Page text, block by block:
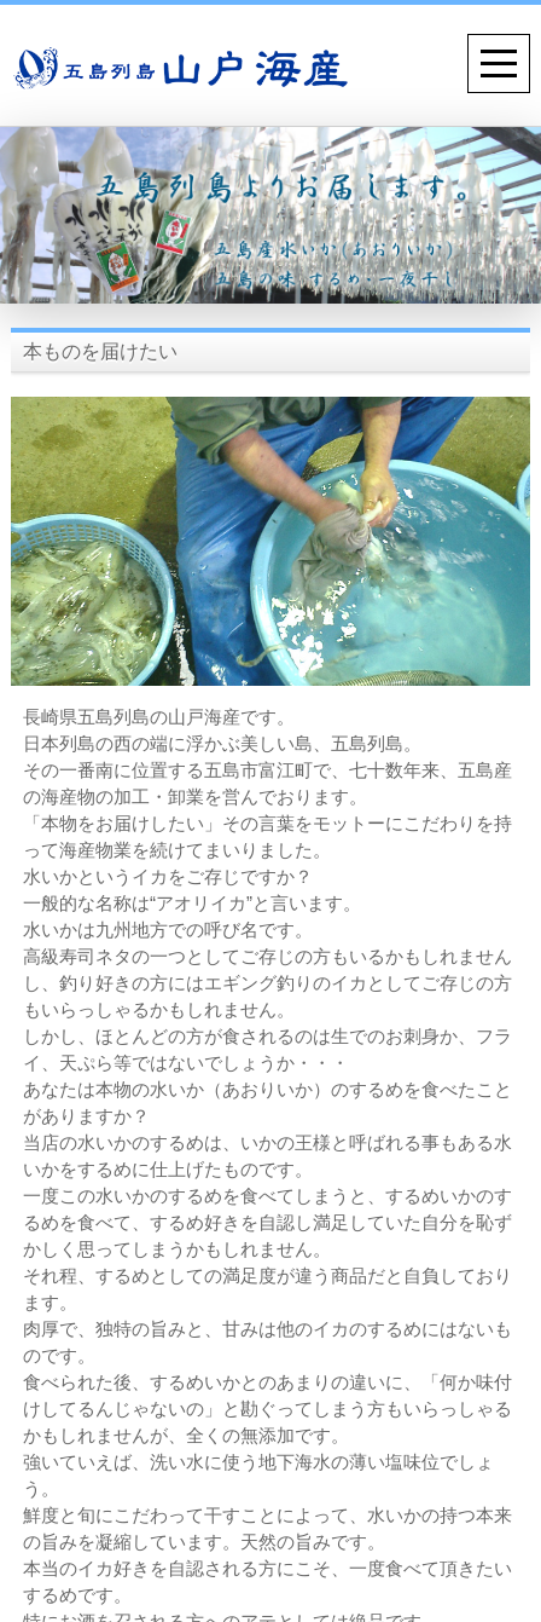
本ものを届けたい
長崎県五島列島の山戸海産です。
日本列島の西の端に浮かぶ美しい島、五島列島。
その一番南に位置する五島市富江町で、七十数年来、五島産
の海産物の加工・卸業を営んでおります。
「本物をお届けしたい」その言葉をモットーにこだわりを持
って海産物業を続けてまいりました。
水いかというイカをご存じですか？
一般的な名称は“アオリイカ”と言います。
水いかは九州地方での呼び名です。
高級寿司ネタの一つとしてご存じの方もいるかもしれません
し、釣り好きの方にはエギング釣りのイカとしてご存じの方
もいらっしゃるかもしれません。
しかし、ほとんどの方が食されるのは生でのお刺身か、フラ
イ、天ぷら等ではないでしょうか・・・
あなたは本物の水いか（あおりいか）のするめを食べたこと
がありますか？
当店の水いかのするめは、いかの王様と呼ばれる事もある水
いかをするめに仕上げたものです。
一度この水いかのするめを食べてしまうと、するめいかのす
るめを食べて、するめ好きを自認し満足していた自分を恥ず
かしく思ってしまうかもしれません。
それ程、するめとしての満足度が違う商品だと自負しており
ます。
肉厚で、独特の旨みと、甘みは他のイカのするめにはないも
のです。
食べられた後、するめいかとのあまりの違いに、「何か味付
けしてるんじゃないの」と勘ぐってしまう方もいらっしゃる
かもしれませんが、全くの無添加です。
強いていえば、洗い水に使う地下海水の薄い塩味位でしょ
う。
鮮度と旬にこだわって干すことによって、水いかの持つ本来
の旨みを凝縮しています。天然の旨みです。
本当のイカ好きを自認される方にこそ、一度食べて頂きたい
するめです。